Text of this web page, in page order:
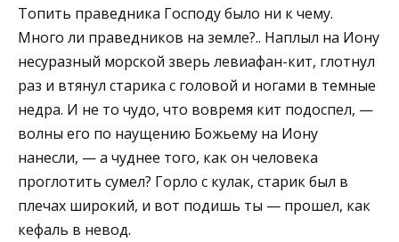
Топить праведника Господу было ни к чему.
Много ли праведников на земле?.. Наплыл на Иону
несуразный морской зверь левиафан-кит, глотнул
раз и втянул старика с головой и ногами в темные
недра. И не то чудо, что вовремя кит подоспел, —
волны его по наущению Божьему на Иону
нанесли, — а чуднее того, как он человека
проглотить сумел? Горло с кулак, старик был в
плечах широкий, и вот подишь ты — прошел, как
кефаль в невод.